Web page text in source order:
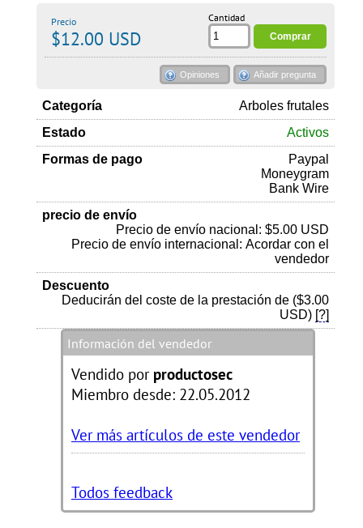
Precio
$12.00 USD
Cantidad
Opiniones Añadir pregunta
Categoría
Arboles frutales
Estado
Activos
Formas de pago
Paypal
Moneygram
Bank Wire
precio de envío
Precio de envío nacional: $5.00 USD
Precio de envío internacional: Acordar con el
vendedor
Descuento
Deducirán del coste de la prestación de ($3.00
USD) [?]
Información del vendedor
Vendido por productosec
Miembro desde: 22.05.2012
Ver más artículos de este vendedor
Todos feedback